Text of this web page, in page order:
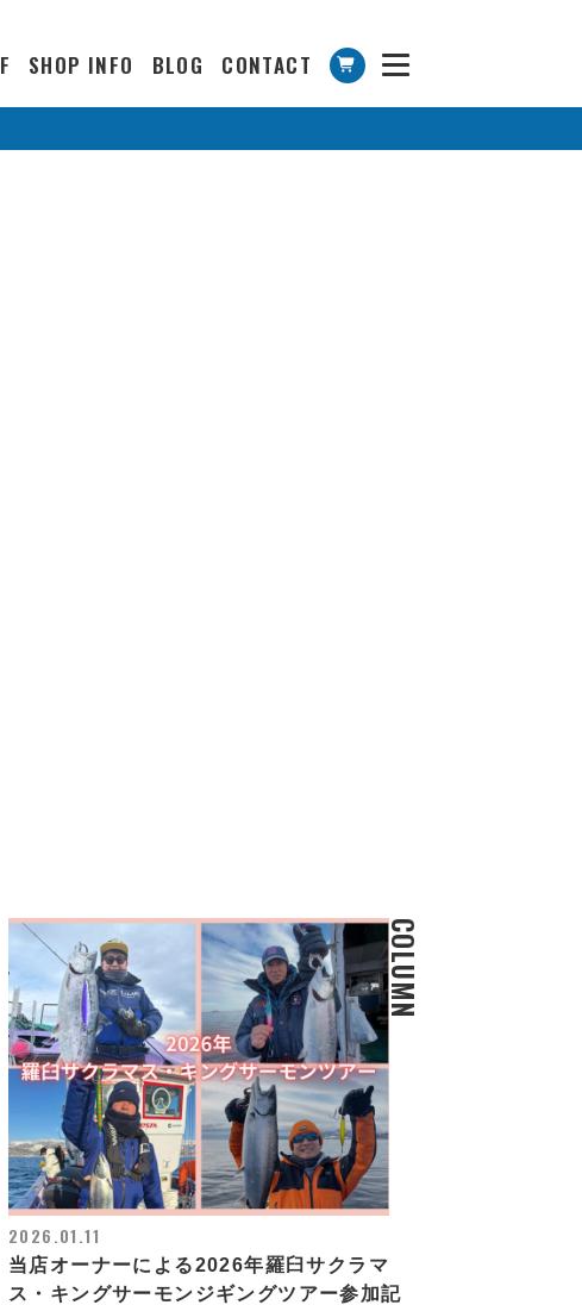
SHOP INFO BLOG CONTACT
COLUMN
2026.01.11
当店オーナーによる2026年羅臼サクラマ
ス・キングサーモンジギングツアー参加記